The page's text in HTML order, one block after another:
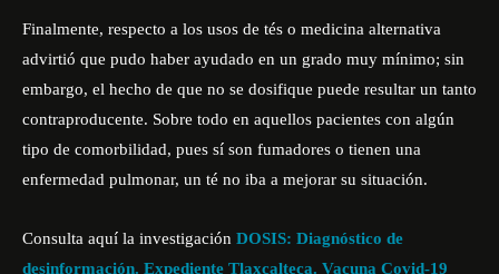
Finalmente, respecto a los usos de tés o medicina alternativa
advirtió que pudo haber ayudado en un grado muy mínimo; sin
embargo, el hecho de que no se dosifique puede resultar un tanto
contraproducente. Sobre todo en aquellos pacientes con algún
tipo de comorbilidad, pues sí son fumadores o tienen una
enfermedad pulmonar, un té no iba a mejorar su situación.
Consulta aquí la investigación DOSIS: Diagnóstico de
desinformación. Expediente Tlaxcalteca. Vacuna Covid-19